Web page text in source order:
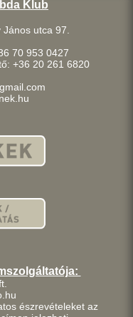
Klub
János utca 97.
70 953 0427
+36 20 261 6820
észrevételeket az